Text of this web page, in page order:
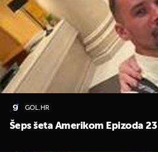
GOL.HR
Šeps šeta Amerikom Epizoda 23